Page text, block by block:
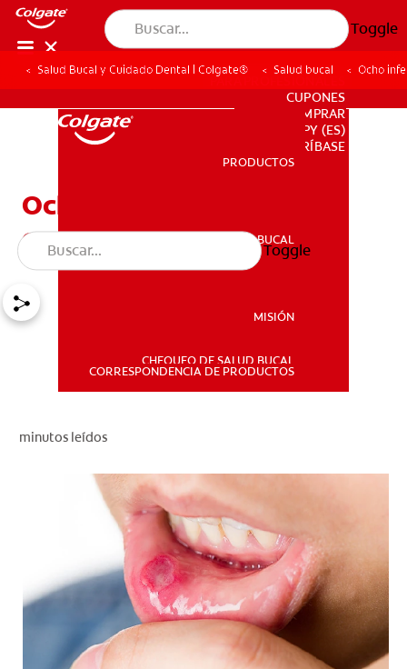
Toggle
PRODUCTOS
SALUD BUCAL
PARA PROFESIONALES
CUPONES
DONDE COMPRAR
PARA PROFESIONALES
CUPONES
DONDE COMPRAR
PY (ES)
SUSCRÍBASE
PRODUCTOS
SALUD BUCAL
MISIÓN
CHEQUEO DE SALUD BUCAL
CORRESPONDENCIA DE PRODUCTOS
Toggle
Salud Bucal y Cuidado Dental | Colgate® Salud bucal Ocho
Ocho infecciones bucales
comunes
minutos leídos